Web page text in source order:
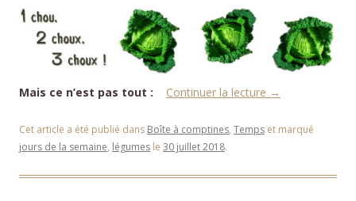
Mais ce n’est pas tout : Continuer la lecture →
Cet article a été publié dans Boîte à comptines, Temps et marqué
jours de la semaine, légumes le 30 juillet 2018.